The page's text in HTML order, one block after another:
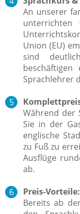
An unserer
Union (EU)
sind
Sprachlehrer
Während der
Sie in der
englische
zu Fuß zu
Ausflüge
ab.
Preis-Vorteile:
Bereits ab